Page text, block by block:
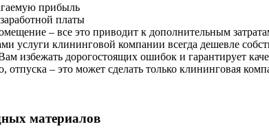
прибыль
платы
– все это приводит к дополнительным
услуги клининговой компании всегда дешевле
избежать дорогостоящих ошибок и гарантирует
– это может сделать только клининговая
материалов